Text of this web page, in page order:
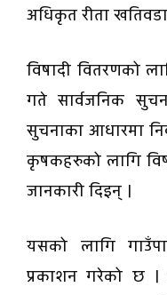
अधिकृत रीता
विषादी वितरणको
गते सार्वजनिक
सुचनाका आधारमा
कृषकहरुको लागि
जानकारी दिइन् ।
यसको लागि
प्रकाशन गरेको छ ।